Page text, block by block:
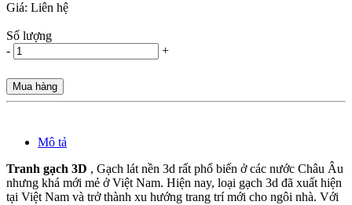
Giá: Liên hệ
Số lượng
-
+
Mua hàng
Mô tả
Tranh gạch 3D , Gạch lát nền 3d rất phổ biến ở các nước Châu Âu
nhưng khá mới mẻ ở Việt Nam. Hiện nay, loại gạch 3d đã xuất hiện
tại Việt Nam và trở thành xu hướng trang trí mới cho ngôi nhà. Với